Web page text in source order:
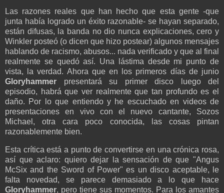
Las razones reales que han hecho que esta gente -que
junta había logrado un éxito razonable- se hayan separado,
están difusas, la banda no dio nunca explicaciones, cero y
Winkler posteó (o dicen que hizo postear) algunos mensajes
hablando de racismo, abusos... nada verificado y que al final
realmente se quedó así. Una lástima desde mi punto de
vista, la verdad. Ahora que en los primeros días de junio
Gloryhammer presentará su primer disco luego del
episodio, habrá que ver realmente que tan profundo es el
daño. Por lo que entiendo y he escuchado en videos de
presentaciones en vivo con el nuevo cantante, Sozos
Michael, otra cara poco conocida, las cosas pintan
razonablemente bien.
Esta crítica está a punto de convertirse en una crónica rosa,
así que aclaro: quiero dejar la sensación de que "Angus
McSix and the Sword of Power" es un disco aceptable, le
falta novedad, se parece demasiado a lo que hace
Gloryhammer, pero tiene sus momentos. Para los amantes